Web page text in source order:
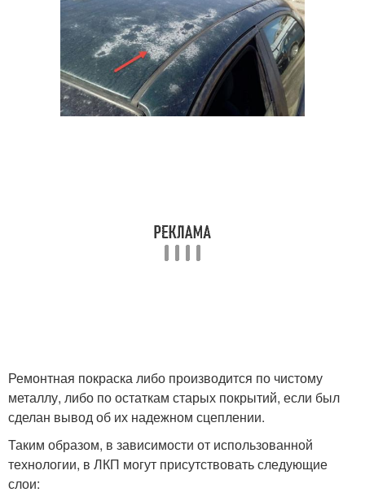
Ремонтная покраска либо производится по чистому
металлу, либо по остаткам старых покрытий, если был
сделан вывод об их надежном сцеплении.
Таким образом, в зависимости от использованной
технологии, в ЛКП могут присутствовать следующие
слои: